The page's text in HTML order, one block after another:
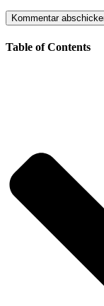
Table of Contents